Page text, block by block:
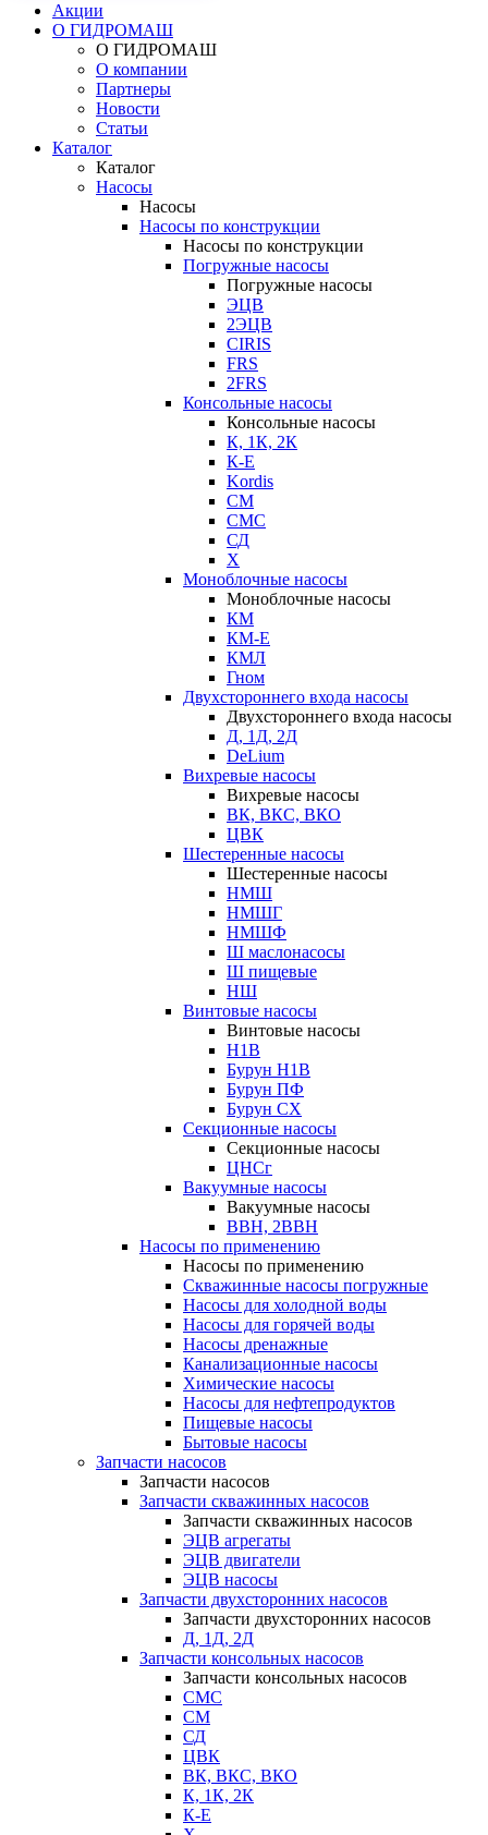
Акции
О ГИДРОМАШ
О ГИДРОМАШ
О компании
Партнеры
Новости
Статьи
Каталог
Каталог
Насосы
Насосы
Насосы по конструкции
Насосы по конструкции
Погружные насосы
Погружные насосы
ЭЦВ
2ЭЦВ
CIRIS
FRS
2FRS
Консольные насосы
Консольные насосы
К, 1К, 2К
К-Е
Kordis
СМ
СМС
СД
Х
Моноблочные насосы
Моноблочные насосы
КМ
КМ-Е
КМЛ
Гном
Двухстороннего входа насосы
Двухстороннего входа насосы
Д, 1Д, 2Д
DeLium
Вихревые насосы
Вихревые насосы
ВК, ВКС, ВКО
ЦВК
Шестеренные насосы
Шестеренные насосы
НМШ
НМШГ
НМШФ
Ш маслонасосы
Ш пищевые
НШ
Винтовые насосы
Винтовые насосы
Н1В
Бурун Н1В
Бурун ПФ
Бурун СХ
Секционные насосы
Секционные насосы
ЦНСг
Вакуумные насосы
Вакуумные насосы
ВВН, 2ВВН
Насосы по применению
Насосы по применению
Скважинные насосы погружные
Насосы для холодной воды
Насосы для горячей воды
Насосы дренажные
Канализационные насосы
Химические насосы
Насосы для нефтепродуктов
Пищевые насосы
Бытовые насосы
Запчасти насосов
Запчасти насосов
Запчасти скважинных насосов
Запчасти скважинных насосов
ЭЦВ агрегаты
ЭЦВ двигатели
ЭЦВ насосы
Запчасти двухсторонних насосов
Запчасти двухсторонних насосов
Д, 1Д, 2Д
Запчасти консольных насосов
Запчасти консольных насосов
СМС
СМ
СД
ЦВК
ВК, ВКС, ВКО
К, 1К, 2К
К-Е